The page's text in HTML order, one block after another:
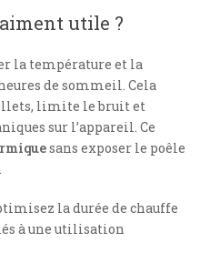
utile ?
la température et la
de sommeil. Cela
limite le bruit et
sur l’appareil. Ce
sans exposer le poêle
la durée de chauffe
à une utilisation